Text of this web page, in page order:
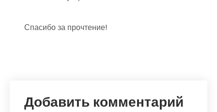
Спасибо за прочтение!
Добавить комментарий